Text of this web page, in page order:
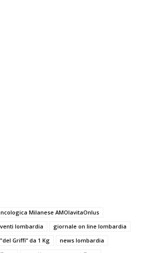
Milanese AMOlavitaOnlus
lombardia
giornale on line lombardia
Griffi” da 1 Kg
news lombardia